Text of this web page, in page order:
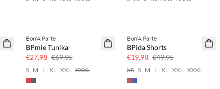
60 % Rabatt
Bon'A Parte
BPmie Tunika
€27,98 €69,95
S M L XL XXL XXXL
SAVE20
Bon'A Parte
BPida Shorts
€19,98 €49,95
XS S M L XL XXL XXXL